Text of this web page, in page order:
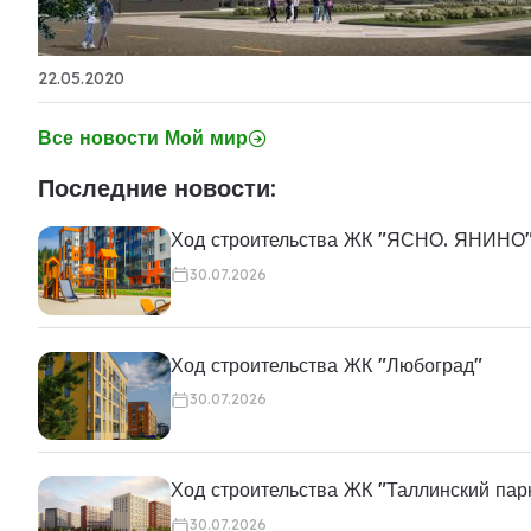
22.05.2020
Все новости Мой мир
Последние новости:
Ход строительства ЖК "ЯСНО.
30.07.2026
Ход строительства ЖК "Любоград"
30.07.2026
Ход строительства ЖК "Таллинский
30.07.2026